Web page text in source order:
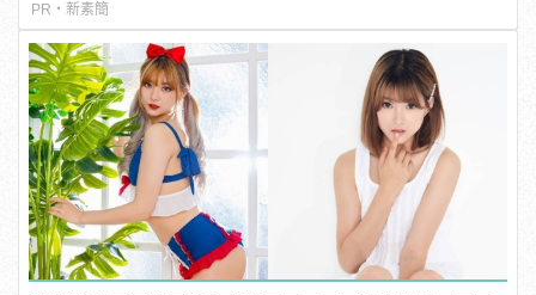
PR・新素簡